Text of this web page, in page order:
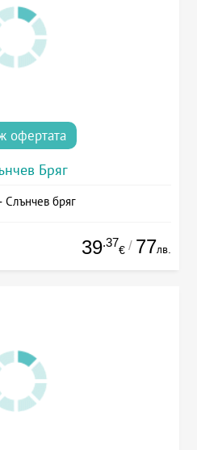
офертата
Бряг
Слънчев бряг
39.37
€ / 77лв.